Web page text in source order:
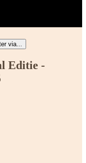
via...
Editie -